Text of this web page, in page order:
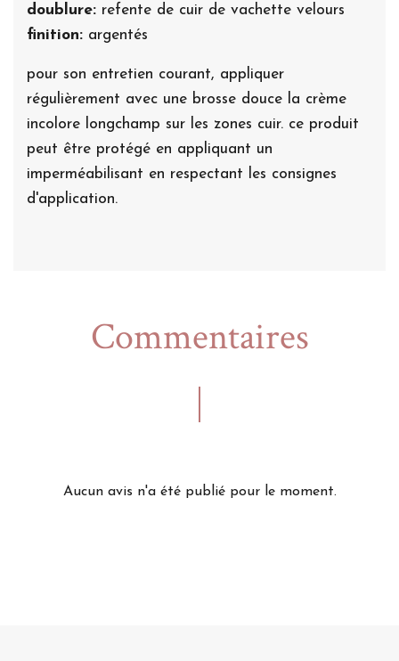
doublure: refente de cuir de vachette velours
finition: argentés
pour son entretien courant, appliquer
régulièrement avec une brosse douce la crème
incolore longchamp sur les zones cuir. ce produit
peut être protégé en appliquant un
imperméabilisant en respectant les consignes
d'application.
Commentaires
Aucun avis n'a été publié pour le moment.